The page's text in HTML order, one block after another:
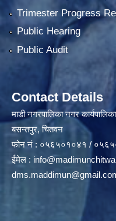
Trimester Progress
Public Hearing
Public Audit
Contact Details
माडी नगरपालिका नगर
बसन्तपुर, चितवन
फोन नं : ०५६५०१०४१ /
ईमेल :